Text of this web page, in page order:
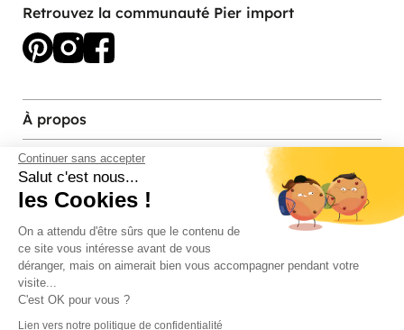
Continuer sans accepter
Salut c'est nous...
les Cookies !
On a attendu d'être sûrs que le contenu de
ce site vous intéresse avant de vous
déranger, mais on aimerait bien vous accompagner pendant votre
visite...
C'est OK pour vous ?
Lien vers notre politique de confidentialité
Retrouvez la communauté Pier import
À propos
Services et contact
Magasins et Showrooms
Modes de paiement acceptés